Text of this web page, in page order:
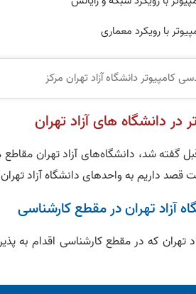
کامپیوتر دانشگاه آزاد تهران مرکز
دانشگاه‌ های آزاد تهران
گفته شد، دانشگاه‌های آزاد تهران
آزاد تهران در مقطع کارشناسی
تهران که در مقطع کارشناسی اقدام به